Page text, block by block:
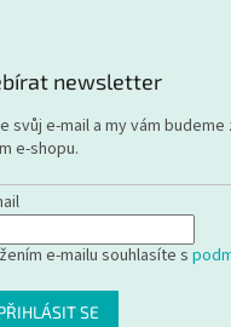
newsletter
svůj e-mail a my vám
e-shopu.
e-mailu souhlasíte s
SE